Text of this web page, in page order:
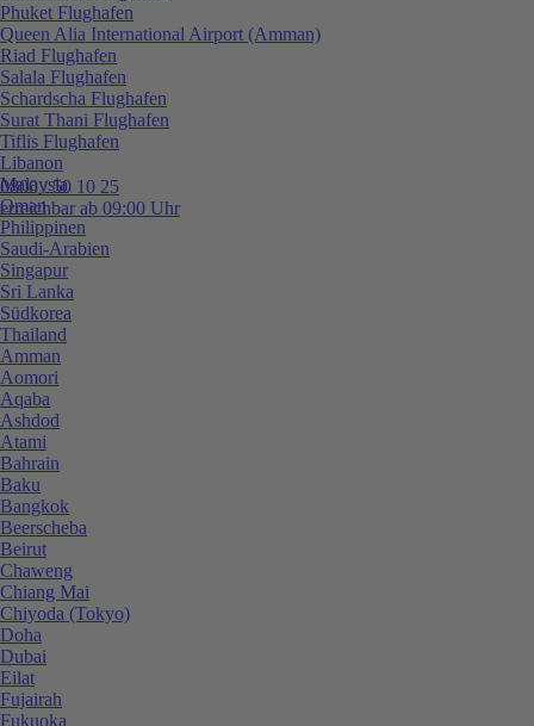
0800 / 50 10 25
erreichbar ab 09:00 Uhr
Phuket Flughafen
Queen Alia International Airport (Amman)
Riad Flughafen
Salala Flughafen
Schardscha Flughafen
Surat Thani Flughafen
Tiflis Flughafen
Libanon
Malaysia
Oman
Philippinen
Saudi-Arabien
Singapur
Sri Lanka
Südkorea
Thailand
Amman
Aomori
Aqaba
Ashdod
Atami
Bahrain
Baku
Bangkok
Beerscheba
Beirut
Chaweng
Chiang Mai
Chiyoda (Tokyo)
Doha
Dubai
Eilat
Fujairah
Fukuoka